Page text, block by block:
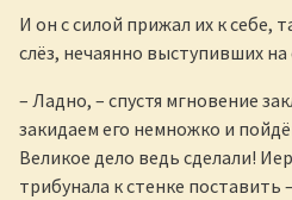
И он с силой прижал их к себе,
слёз, нечаянно выступивших на
– Ладно, – спустя мгновение
закидаем его немножко и
Великое дело ведь сделали!
трибунала к стенке поставить